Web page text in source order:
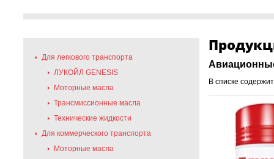
Для легкового транспорта
ЛУКОЙЛ GENESIS
Моторные масла
Трансмиссионные масла
Технические жидкости
Для коммерческого транспорта
Моторные масла
В списке